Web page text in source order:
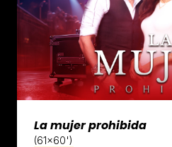
La mujer prohibida
(61x60')